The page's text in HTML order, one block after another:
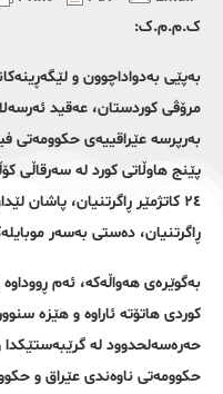
ک.م.م.ک:
بەپێی بەدواداچوون و
مرۆڤی کوردستان، عەقید
بەرپرسە عێراقییەی حکوومەتی
پێنج هاوڵاتی کورد لە سەرقاڵی
٢٤ کاتژمێر ڕاگرتنیان،
ڕاگرتنیان، دەستی بەسەر
کوردی هاتۆتە ئاراوە و هێزە
حەرەسەلحدوود لە گرێبەستێکدا
حکوومەتی ناوەندی عێراق و